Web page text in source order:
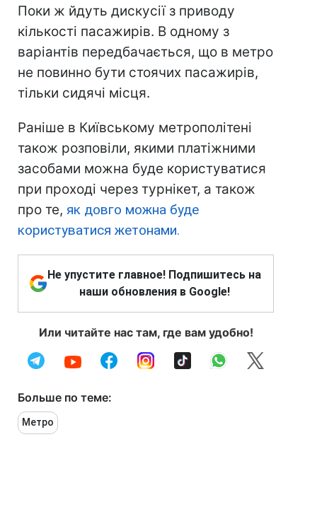
Поки ж йдуть дискусії з приводу
кількості пасажирів. В одному з
варіантів передбачається, що в метро
не повинно бути стоячих пасажирів,
тільки сидячі місця.
Раніше в Київському метрополітені
також розповіли, якими платіжними
засобами можна буде користуватися
при проході через турнікет, а також
про те, як довго можна буде
користуватися жетонами.
Не упустите главное! Подпишитесь на
наши обновления в Google!
Или читайте нас там, где вам удобно!
Больше по теме:
Метро